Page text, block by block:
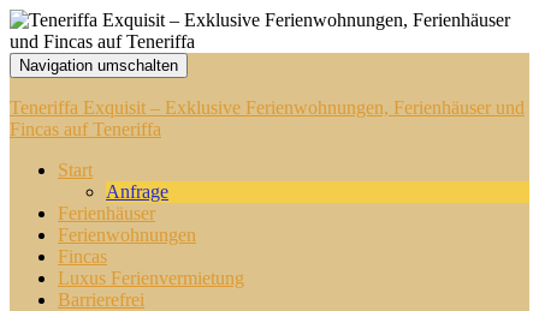
Navigation umschalten
Teneriffa Exquisit – Exklusive Ferienwohnungen, Ferienhäuser und
Fincas auf Teneriffa
Start
Anfrage
Ferienhäuser
Ferienwohnungen
Fincas
Luxus Ferienvermietung
Barrierefrei